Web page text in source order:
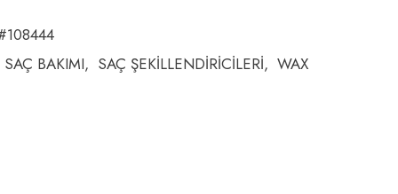
SAÇ BAKIMI
SAÇ ŞEKİLLENDİRİCİLERİ WAX